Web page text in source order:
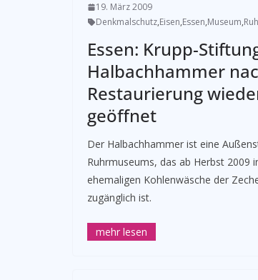
19. März 2009
Denkmalschutz,Eisen,Essen,Museum,
Essen: Krupp-
Halbachhammer
Restaurierung
geöffnet
Der Halbachhammer ist eine
Ruhrmuseums, das ab Herbst 2009
ehemaligen Kohlenwäsche der
zugänglich ist.